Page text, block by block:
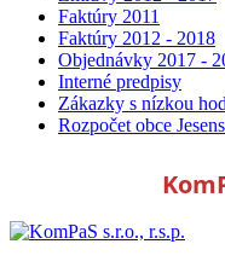
Faktúry 2011
Faktúry 2012 - 2018
Objednávky 2017 -
Interné predpisy
Zákazky s nízkou
Rozpočet obce